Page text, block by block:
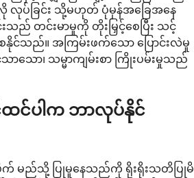
လုပ်ခြင်း သို့မဟုတ် ပုံမှန်အခြေအနေ
းသည် တင်းမာမှုကို တိုးမြှင့်စေပြီး သင့်
င်သည်။ အကြမ်းဖက်သော ပြောင်းလဲမှု
ာသော၊ သမ္မာကျမ်းစာ ကြိုးပမ်းမှုသည်
င်ပါက ဘာလုပ်နိုင်
က် မည်သို့ ပြုမူနေသည်ကို ရိုးရိုးသတိပြုမိ